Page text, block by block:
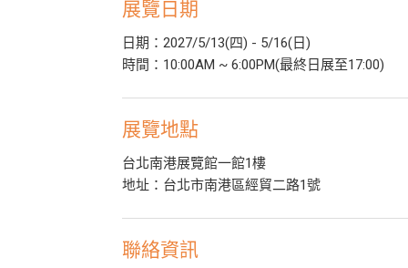
展覽日期
日期：2027/5/13(四) - 5/16(日)
時間：10:00AM ~ 6:00PM(最終日展至17:00)
展覽地點
台北南港展覽館一館1樓
地址：台北市南港區經貿二路1號
聯絡資訊